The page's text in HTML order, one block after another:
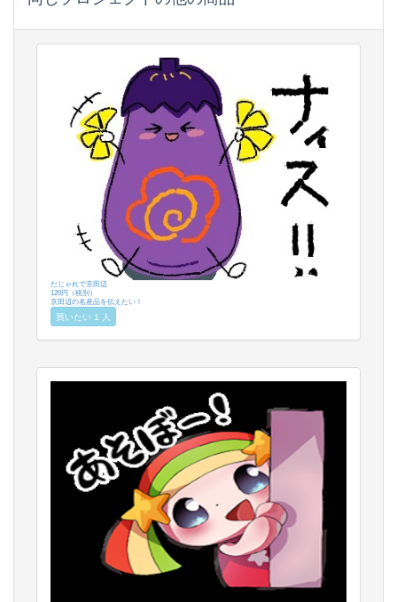
だじゃれで京田辺
120円（税別）
京田辺の名産品を伝えたい！
買いたい 1 人